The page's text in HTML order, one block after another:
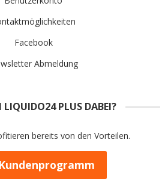
Facebook
Abmeldung
LIQUIDO24 PLUS DABEI?
bereits von den Vorteilen.